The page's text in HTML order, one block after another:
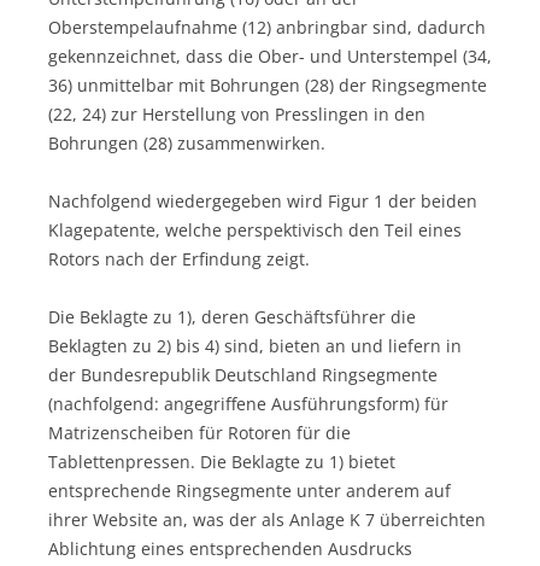
Oberstempelaufnahme (12) anbringbar sind, dadurch
gekennzeichnet, dass die Ober- und Unterstempel (34,
36) unmittelbar mit Bohrungen (28) der Ringsegmente
(22, 24) zur Herstellung von Presslingen in den
Bohrungen (28) zusammenwirken.
Nachfolgend wiedergegeben wird Figur 1 der beiden
Klagepatente, welche perspektivisch den Teil eines
Rotors nach der Erfindung zeigt.
Die Beklagte zu 1), deren Geschäftsführer die
Beklagten zu 2) bis 4) sind, bieten an und liefern in
der Bundesrepublik Deutschland Ringsegmente
(nachfolgend: angegriffene Ausführungsform) für
Matrizenscheiben für Rotoren für die
Tablettenpressen. Die Beklagte zu 1) bietet
entsprechende Ringsegmente unter anderem auf
ihrer Website an, was der als Anlage K 7 überreichten
Ablichtung eines entsprechenden Ausdrucks